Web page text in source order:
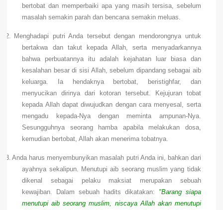
bertobat dan memperbaiki apa yang masih tersisa, sebelum
masalah semakin parah dan bencana semakin meluas.
2. Menghadapi putri Anda tersebut dengan mendorongnya untuk
bertakwa dan takut kepada Allah, serta menyadarkannya
bahwa perbuatannya itu adalah kejahatan luar biasa dan
kesalahan besar di sisi Allah, sebelum dipandang sebagai aib
keluarga. Ia hendaknya bertobat, beristighfar, dan
menyucikan dirinya dari kotoran tersebut. Kejujuran tobat
kepada Allah dapat diwujudkan dengan cara menyesal, serta
mengadu kepada-Nya dengan meminta ampunan-Nya.
Sesungguhnya seorang hamba apabila melakukan dosa,
kemudian bertobat, Allah akan menerima tobatnya.
3. Anda harus menyembunyikan masalah putri Anda ini, bahkan dari
ayahnya sekalipun. Menutupi aib seorang muslim yang tidak
dikenal sebagai pelaku maksiat merupakan sebuah
kewajiban. Dalam sebuah hadits dikatakan: "Barang siapa
menutupi aib seorang muslim, niscaya Allah akan menutupi